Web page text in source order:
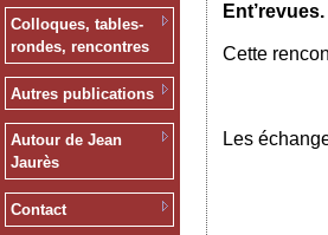
Colloques, tables-
rondes, rencontres
Autres publications
Autour de Jean
Jaurès
Contact
Ent’revues.
Cette
Les